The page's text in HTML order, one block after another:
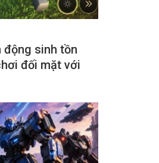
động sinh tồn
đối mặt với